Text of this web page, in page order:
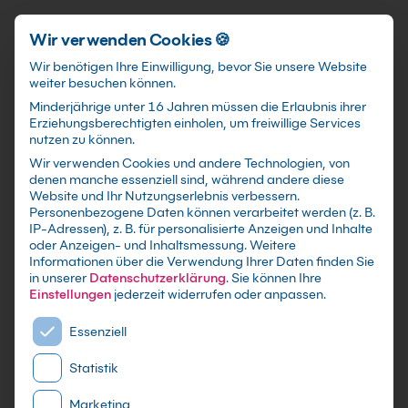
Schnellzugriff
Leadership Teil 1 Kurs
mit Zertifikat - Kurse zu festen Terminen sowie
individuelle Firmen -und Inhouse-Schulungen
nach Maß - Live Online oder in Präsenz lernen -
In kleinen Gruppen oder im gezielten
Einzelcoaching
Wir verwenden Cookies 🍪
Wir benötigen Ihre Einwilligung, bevor Sie unsere Website
weiter besuchen können.
Minderjährige unter 16 Jahren müssen die Erlaubnis ihrer
Erziehungsberechtigten einholen, um freiwillige Services
nutzen zu können.
Wir verwenden Cookies und andere Technologien, von
denen manche essenziell sind, während andere diese
Website und Ihr Nutzungserlebnis verbessern.
Personenbezogene Daten können verarbeitet werden (z. B.
IP-Adressen), z. B. für personalisierte Anzeigen und Inhalte
oder Anzeigen- und Inhaltsmessung.Weitere
Informationen über die Verwendung Ihrer Daten finden Sie
in unserer Datenschutzerklärung.Sie können Ihre
Einstellungen jederzeit widerrufen oder anpassen.
Es folgt eine Liste der Service-Gruppen, für die eine
Essenziell
Statistik
Marketing